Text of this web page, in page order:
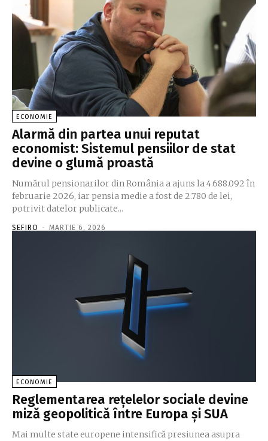
ECONOMIE
Alarmă din partea unui reputat
economist: Sistemul pensiilor de stat
devine o glumă proastă
Numărul pensionarilor din România a ajuns la 4.688.092 în
februarie 2026, iar pensia medie a fost de 2.780 de lei,
potrivit datelor publicate...
SEFIRO - MARTIE 6, 2026
ECONOMIE
Reglementarea rețelelor sociale devine
miză geopolitică între Europa și SUA
Mai multe state europene intensifică presiunea asupra